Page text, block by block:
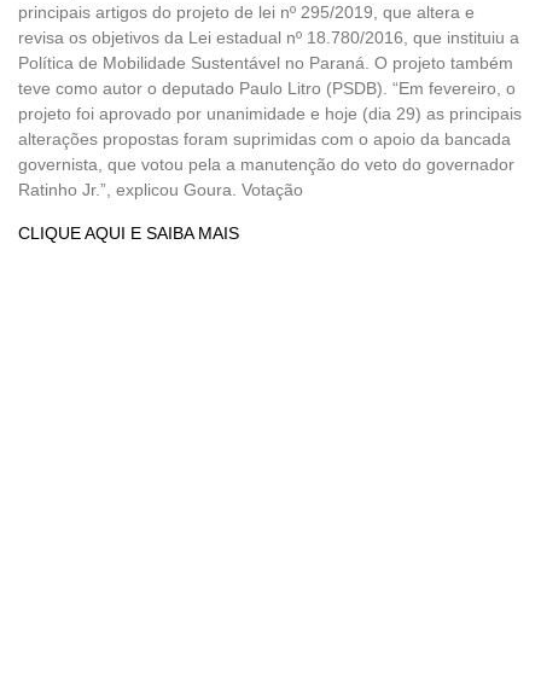
principais artigos do projeto de lei nº 295/2019, que altera e
revisa os objetivos da Lei estadual nº 18.780/2016, que instituiu a
Política de Mobilidade Sustentável no Paraná. O projeto também
teve como autor o deputado Paulo Litro (PSDB). “Em fevereiro, o
projeto foi aprovado por unanimidade e hoje (dia 29) as principais
alterações propostas foram suprimidas com o apoio da bancada
governista, que votou pela a manutenção do veto do governador
Ratinho Jr.”, explicou Goura. Votação
CLIQUE AQUI E SAIBA MAIS